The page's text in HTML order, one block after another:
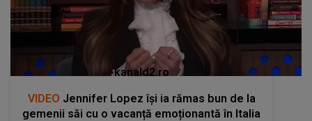
kanald2.ro
VIDEO Jennifer Lopez își ia rămas bun de la
gemenii săi cu o vacanță emoționantă în Italia